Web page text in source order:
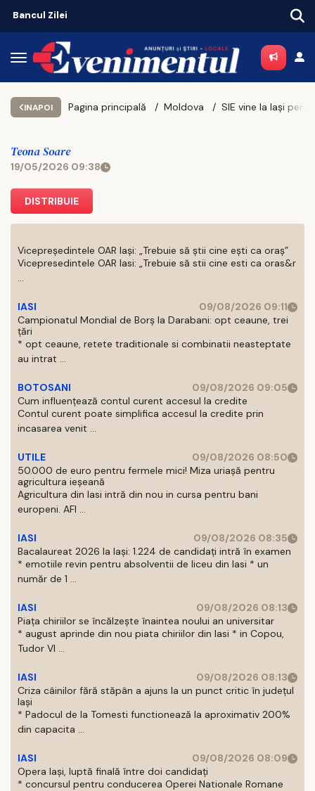
INAPOI Pagina principală Moldova
Teona Soare
19/05/2026 09:38
DISTRIBUIE
Vicepreședintele OAR Iași: „Trebuie să știi cine ești ca oraș”
Vicepresedintele OAR Iasi: „Trebuie să stii cine esti ca oras&r
...
IASI
09/08/2026 09:11
Campionatul Mondial de Borș la Darabani: opt ceaune, trei
țări
* opt ceaune, retete traditionale si combinatii neasteptate
au intrat ...
BOTOSANI
09/08/2026 09:05
Cum influențează contul curent accesul la credite
Contul curent poate simplifica accesul la credite prin
incasarea venit ...
UTILE
09/08/2026 08:50
50.000 de euro pentru fermele mici! Miza uriașă pentru
agricultura ieșeană
Agricultura din Iasi intră din nou in cursa pentru bani
europeni. AFI ...
IASI
09/08/2026 08:35
Bacalaureat 2026 la Iași: 1.224 de candidați intră în examen
* emotiile revin pentru absolventii de liceu din Iasi * un
număr de 1 ...
IASI
09/08/2026 08:13
Piața chiriilor se încălzește înaintea noului an universitar
* august aprinde din nou piata chiriilor din Iasi * in Copou,
Tudor Vl ...
IASI
09/08/2026 08:13
Criza câinilor fără stăpân a ajuns la un punct critic în județul
Iași
* Padocul de la Tomesti functionează la aproximativ 200%
din capacita ...
IASI
09/08/2026 08:09
Opera Iași, luptă finală între doi candidați
* concursul pentru conducerea Operei Nationale Romane